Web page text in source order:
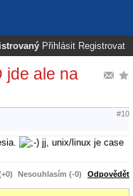
Přihlásit Registrovat
jde ale na
#10
jj, unix/linux je case
Nesouhlasím (-0) Odpovědět